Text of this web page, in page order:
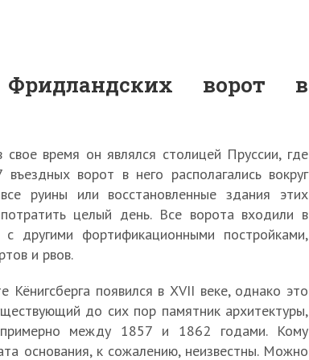
ворот в
время он являлся столицей Пруссии, где
ворот в него располагались вокруг
руины или восстановленные здания этих
целый день. Все ворота входили в
другими фортификационными постройками,
и рвов.
появился в XVII веке, однако это
до сих пор памятник архитектуры,
примерно между 1857 и 1862 годами. Кому
основания, к сожалению, неизвестны. Можно